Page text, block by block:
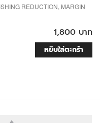
REDUCTION, MARGIN
1,800 บาท
หยิบใส่ตะกร้า